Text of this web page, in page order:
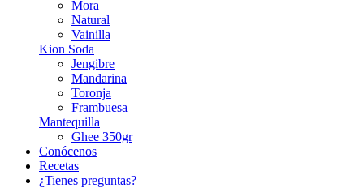
Mora
Natural
Vainilla
Kion Soda
Jengibre
Mandarina
Toronja
Frambuesa
Mantequilla
Ghee 350gr
Conócenos
Recetas
¿Tienes preguntas?